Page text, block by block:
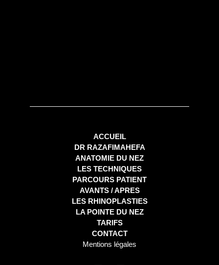
ACCUEIL
DR RAZAFIMAHEFA
ANATOMIE DU NEZ
LES TECHNIQUES
PARCOURS PATIENT
AVANTS / APRES
LES RHINOPLASTIES
LA POINTE DU NEZ
TARIFS
CONTACT
Mentions légales